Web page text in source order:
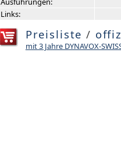
Links:
Preisliste /
mit 3 Jahre DYNAVOX-